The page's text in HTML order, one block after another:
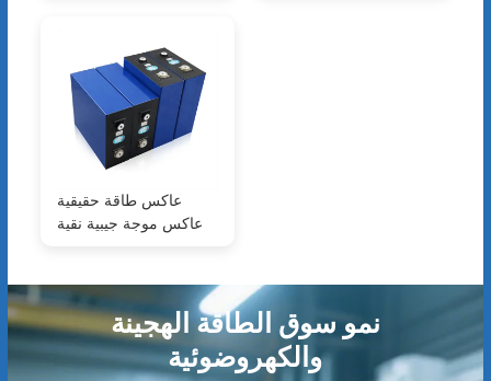
عاكس طاقة حقيقية
عاكس موجة جيبية نقية
نمو سوق الطاقة الهجينة
والكهروضوئية